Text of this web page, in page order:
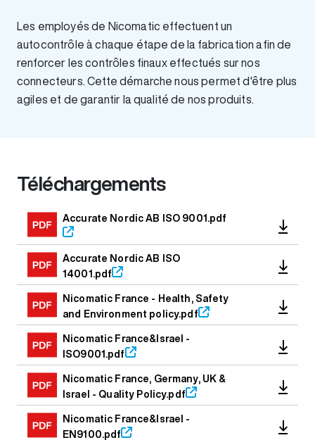
Les employés de Nicomatic effectuent un
autocontrôle à chaque étape de la fabrication afin de
renforcer les contrôles finaux effectués sur nos
connecteurs. Cette démarche nous permet d'être plus
agiles et de garantir la qualité de nos produits.
Téléchargements
Media fileAccurate Nordic AB ISO 9001.pdf
Accurate Nordic AB ISO
14001.pdf
Nicomatic France - Health, Safety
and Environment policy.pdf
Nicomatic France&Israel -
ISO9001.pdf
Nicomatic France, Germany, UK &
Israel - Quality Policy.pdf
Nicomatic France&Israel -
EN9100.pdf